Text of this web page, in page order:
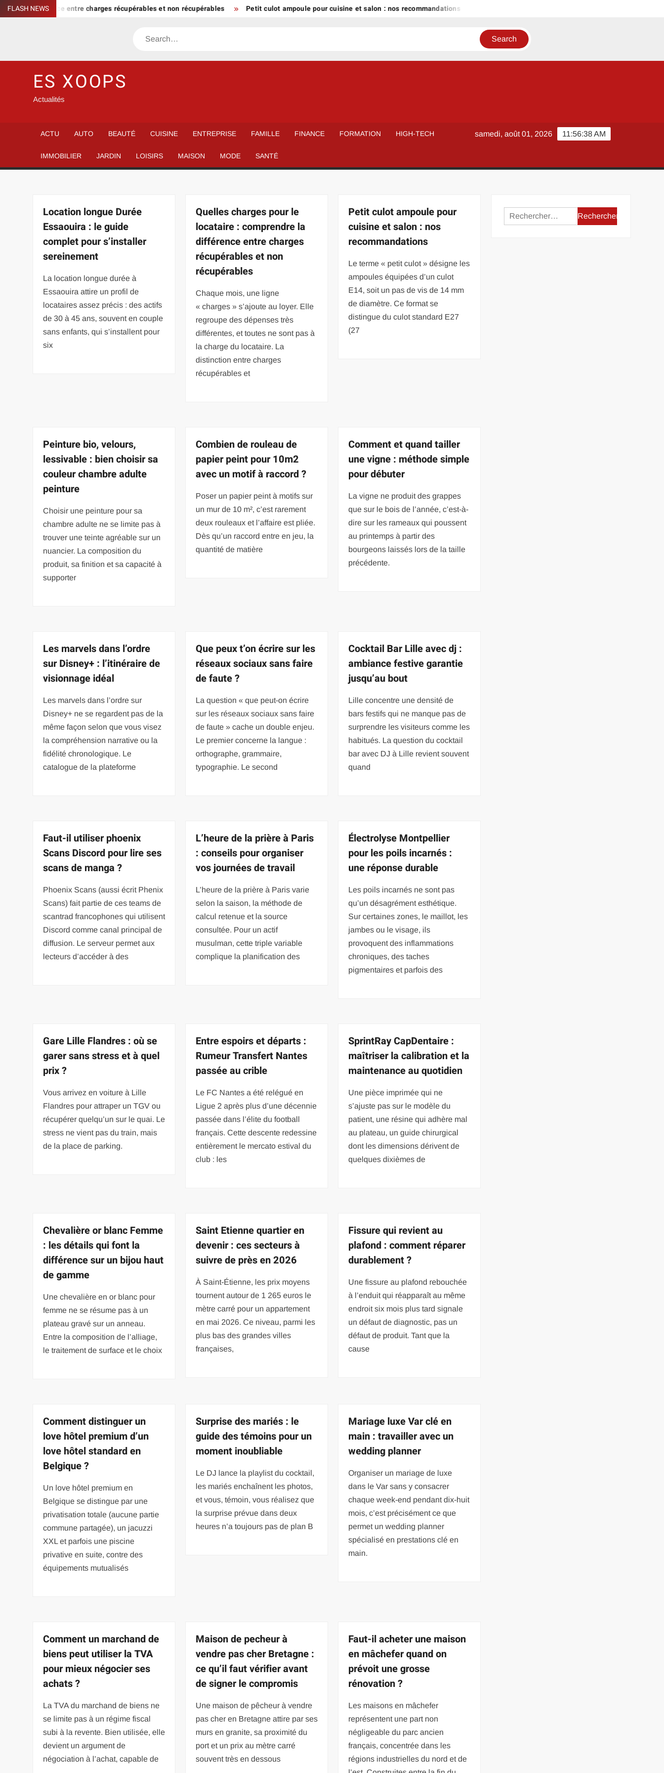
Skip
to
FLASH NEWSentre charges récupérables et non récupérables Petit culot ampoule pour cuisine et salon : nos recommandations Peinture bio, velours, lessivable : bien choisir sa couleur
Search
ES XOOPS
Actualités
ACTU AUTO BEAUTÉ CUISINE ENTREPRISE FAMILLE FINANCE FORMATION HIGH-TECH
IMMOBILIER JARDIN LOISIRS MAISON MODE SANTÉ
11:56:39 AM
samedi, août 01, 2026
Location longue Durée
Essaouira : le guide
complet pour s’installer
sereinement
La location longue durée à
Essaouira attire un profil de
locataires assez précis : des actifs
de 30 à 45 ans, souvent en couple
sans enfants, qui s’installent pour
six
Quelles charges pour le
locataire : comprendre la
différence entre charges
récupérables et non
récupérables
Chaque mois, une ligne
« charges » s’ajoute au loyer. Elle
regroupe des dépenses très
différentes, et toutes ne sont pas à
la charge du locataire. La
distinction entre charges
récupérables et
Petit culot ampoule pour
cuisine et salon : nos
recommandations
Le terme « petit culot » désigne les
ampoules équipées d’un culot
E14, soit un pas de vis de 14 mm
de diamètre. Ce format se
distingue du culot standard E27
(27
Peinture bio, velours,
lessivable : bien choisir sa
couleur chambre adulte
peinture
Choisir une peinture pour sa
chambre adulte ne se limite pas à
trouver une teinte agréable sur un
nuancier. La composition du
produit, sa finition et sa capacité à
supporter
Combien de rouleau de
papier peint pour 10m2
avec un motif à raccord ?
Poser un papier peint à motifs sur
un mur de 10 m², c’est rarement
deux rouleaux et l’affaire est pliée.
Dès qu’un raccord entre en jeu, la
quantité de matière
Comment et quand tailler
une vigne : méthode simple
pour débuter
La vigne ne produit des grappes
que sur le bois de l’année, c’est-à-
dire sur les rameaux qui poussent
au printemps à partir des
bourgeons laissés lors de la taille
précédente.
Les marvels dans l’ordre
sur Disney+ : l’itinéraire de
visionnage idéal
Les marvels dans l’ordre sur
Disney+ ne se regardent pas de la
même façon selon que vous visez
la compréhension narrative ou la
fidélité chronologique. Le
catalogue de la plateforme
Que peux t’on écrire sur les
réseaux sociaux sans faire
de faute ?
La question « que peut-on écrire
sur les réseaux sociaux sans faire
de faute » cache un double enjeu.
Le premier concerne la langue :
orthographe, grammaire,
typographie. Le second
Cocktail Bar Lille avec dj :
ambiance festive garantie
jusqu’au bout
Lille concentre une densité de
bars festifs qui ne manque pas de
surprendre les visiteurs comme les
habitués. La question du cocktail
bar avec DJ à Lille revient souvent
quand
Faut-il utiliser phoenix
Scans Discord pour lire ses
scans de manga ?
Phoenix Scans (aussi écrit Phenix
Scans) fait partie de ces teams de
scantrad francophones qui utilisent
Discord comme canal principal de
diffusion. Le serveur permet aux
lecteurs d’accéder à des
L’heure de la prière à Paris
: conseils pour organiser
vos journées de travail
L’heure de la prière à Paris varie
selon la saison, la méthode de
calcul retenue et la source
consultée. Pour un actif
musulman, cette triple variable
complique la planification des
Électrolyse Montpellier
pour les poils incarnés :
une réponse durable
Les poils incarnés ne sont pas
qu’un désagrément esthétique.
Sur certaines zones, le maillot, les
jambes ou le visage, ils
provoquent des inflammations
chroniques, des taches
pigmentaires et parfois des
Gare Lille Flandres : où se
garer sans stress et à quel
prix ?
Vous arrivez en voiture à Lille
Flandres pour attraper un TGV ou
récupérer quelqu’un sur le quai. Le
stress ne vient pas du train, mais
de la place de parking.
Entre espoirs et départs :
Rumeur Transfert Nantes
passée au crible
Le FC Nantes a été relégué en
Ligue 2 après plus d’une décennie
passée dans l’élite du football
français. Cette descente redessine
entièrement le mercato estival du
club : les
SprintRay CapDentaire :
maîtriser la calibration et la
maintenance au quotidien
Une pièce imprimée qui ne
s’ajuste pas sur le modèle du
patient, une résine qui adhère mal
au plateau, un guide chirurgical
dont les dimensions dérivent de
quelques dixièmes de
Chevalière or blanc Femme
: les détails qui font la
différence sur un bijou haut
de gamme
Une chevalière en or blanc pour
femme ne se résume pas à un
plateau gravé sur un anneau.
Entre la composition de l’alliage,
le traitement de surface et le choix
Saint Etienne quartier en
devenir : ces secteurs à
suivre de près en 2026
À Saint-Étienne, les prix moyens
tournent autour de 1 265 euros le
mètre carré pour un appartement
en mai 2026. Ce niveau, parmi les
plus bas des grandes villes
françaises,
Fissure qui revient au
plafond : comment réparer
durablement ?
Une fissure au plafond rebouchée
à l’enduit qui réapparaît au même
endroit six mois plus tard signale
un défaut de diagnostic, pas un
défaut de produit. Tant que la
cause
Comment distinguer un
love hôtel premium d’un
love hôtel standard en
Belgique ?
Un love hôtel premium en
Belgique se distingue par une
privatisation totale (aucune partie
commune partagée), un jacuzzi
XXL et parfois une piscine
privative en suite, contre des
équipements mutualisés
Surprise des mariés : le
guide des témoins pour un
moment inoubliable
Le DJ lance la playlist du cocktail,
les mariés enchaînent les photos,
et vous, témoin, vous réalisez que
la surprise prévue dans deux
heures n’a toujours pas de plan B
Mariage luxe Var clé en
main : travailler avec un
wedding planner
Organiser un mariage de luxe
dans le Var sans y consacrer
chaque week-end pendant dix-huit
mois, c’est précisément ce que
permet un wedding planner
spécialisé en prestations clé en
main.
Comment un marchand de
biens peut utiliser la TVA
pour mieux négocier ses
achats ?
La TVA du marchand de biens ne
se limite pas à un régime fiscal
subi à la revente. Bien utilisée, elle
devient un argument de
négociation à l’achat, capable de
Maison de pecheur à
vendre pas cher Bretagne :
ce qu’il faut vérifier avant
de signer le compromis
Une maison de pêcheur à vendre
pas cher en Bretagne attire par ses
murs en granite, sa proximité du
port et un prix au mètre carré
souvent très en dessous
Faut-il acheter une maison
en mâchefer quand on
prévoit une grosse
rénovation ?
Les maisons en mâchefer
représentent une part non
négligeable du parc ancien
français, concentrée dans les
régions industrielles du nord et de
Rechercher :